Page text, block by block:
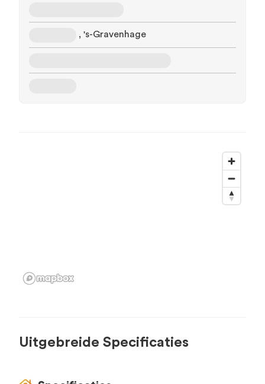
, 's-Gravenhage
Uitgebreide Specificaties